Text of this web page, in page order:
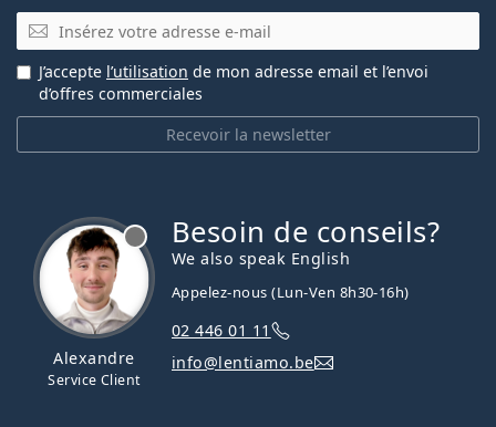
E-mail
Recevoir la newsletter
J’accepte l’utilisation de mon adresse email et l’envoi
d’offres commerciales
Alexandre
Service Client
Besoin de conseils?
We also speak English
Appelez-nous (Lun-Ven 8h30-16h)
02 446 01 11
info@lentiamo.be